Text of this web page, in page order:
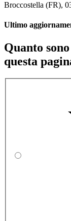
Broccostella (FR),
Ultimo
Quanto
questa